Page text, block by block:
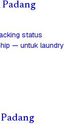
Padang
status
— untuk laundry